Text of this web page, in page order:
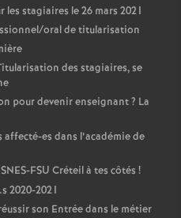
stagiaires le 26 mars 2021
oral de titularisation
des stagiaires, se
pour devenir enseignant? La
es dans l’académie de
SNES-FSU Créteil à tes côtés !
2020-2021
son Entrée dans le métier